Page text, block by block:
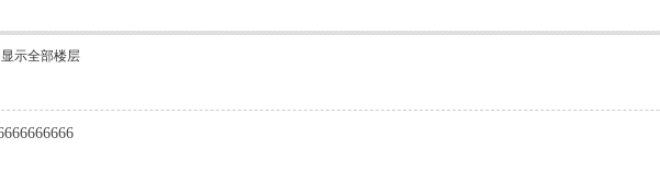
显示全部楼层